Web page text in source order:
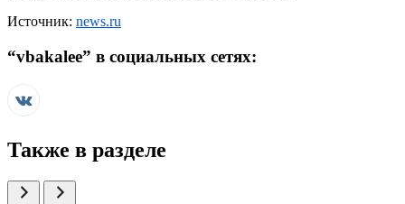
Источник: news.ru
“vbakalee” в социальных сетях:
Также в разделе